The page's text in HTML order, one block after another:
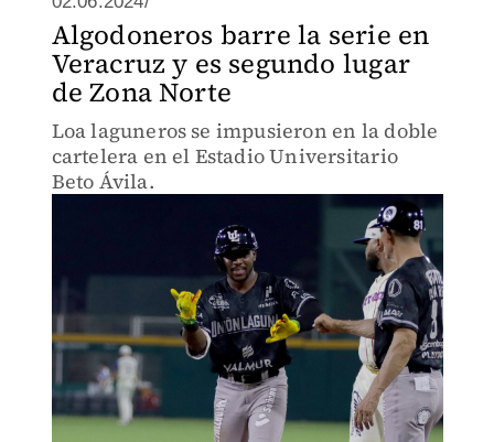
Algodoneros barre la serie en
Veracruz y es segundo lugar
de Zona Norte
Loa laguneros se impusieron en la doble
cartelera en el Estadio Universitario
Beto Ávila.